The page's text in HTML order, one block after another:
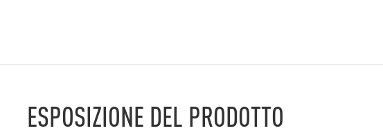
ESPOSIZIONE DEL PRODOTTO